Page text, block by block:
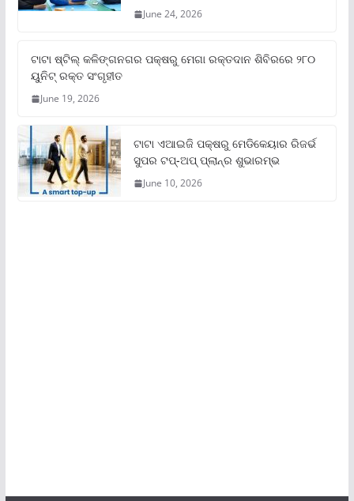
June 24, 2026
ଟାଟା ଷ୍ଟିଲ୍‌ କଳିଙ୍ଗନଗର ପକ୍ଷରୁ ମେଗା ରକ୍ତଦାନ ଶିବିରରେ ୨୮୦
ୟୁନିଟ୍‌ ରକ୍ତ ସଂଗୃହୀତ
June 19, 2026
ଟାଟା ଏଆଇଜି ପକ୍ଷରୁ ମେଡିକେୟାର ରିଜର୍ଭ
ସୁପର ଟପ୍‌-ଅପ୍ ପ୍ଲାନ୍‌ର ଶୁଭାରମ୍ଭ
June 10, 2026